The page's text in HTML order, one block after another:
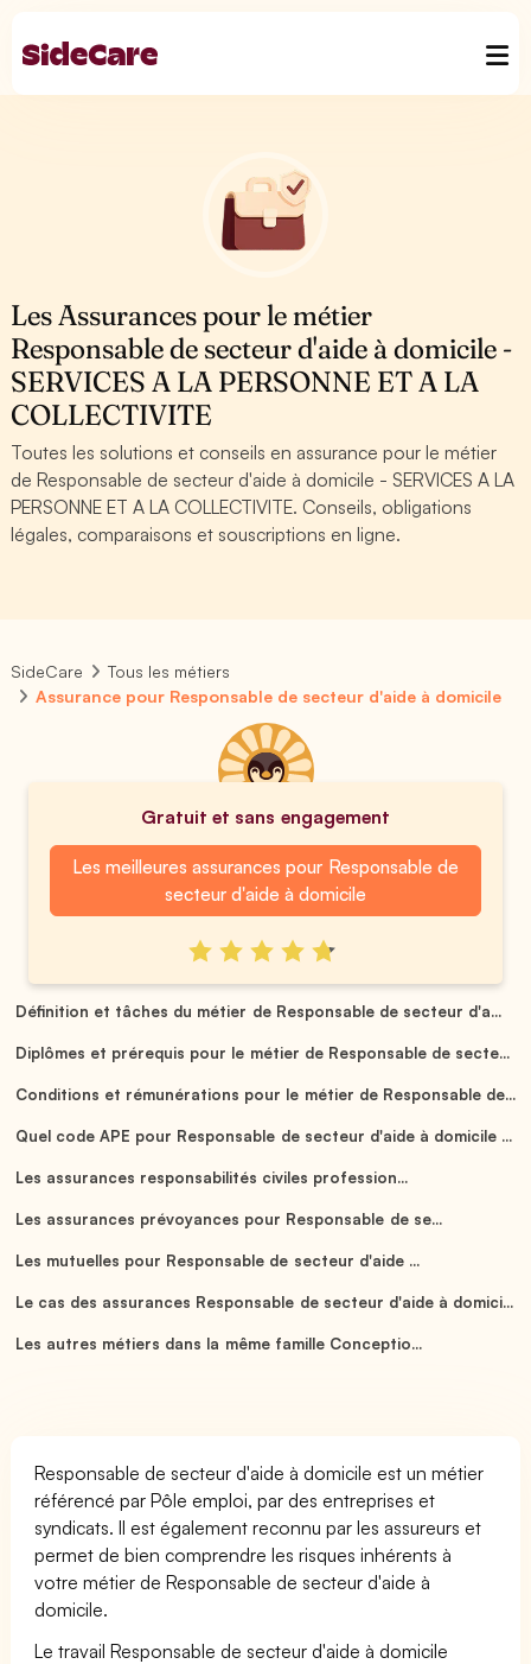
Les Assurances pour le métier
Responsable de secteur d'aide à domicile -
SERVICES A LA PERSONNE ET A LA
COLLECTIVITE
Toutes les solutions et conseils en assurance pour le métier
de Responsable de secteur d'aide à domicile - SERVICES A LA
PERSONNE ET A LA COLLECTIVITE. Conseils, obligations
légales, comparaisons et souscriptions en ligne.
SideCare
Tous les métiers
Assurance pour Responsable de secteur d'aide à domicile
Gratuit et sans engagement
Les meilleures assurances pour Responsable de
secteur d'aide à domicile
Définition et tâches du métier de Responsable de secteur d'a...
Diplômes et prérequis pour le métier de Responsable de secte...
Conditions et rémunérations pour le métier de Responsable de...
Quel code APE pour Responsable de secteur d'aide à domicile ...
Les assurances responsabilités civiles profession...
Les assurances prévoyances pour Responsable de se...
Les mutuelles pour Responsable de secteur d'aide ...
Le cas des assurances Responsable de secteur d'aide à domici...
Les autres métiers dans la même famille Conceptio...
Responsable de secteur d'aide à domicile est un métier
référencé par Pôle emploi, par des entreprises et
syndicats. Il est également reconnu par les assureurs et
permet de bien comprendre les risques inhérents à
votre métier de Responsable de secteur d'aide à
domicile.
Le travail Responsable de secteur d'aide à domicile